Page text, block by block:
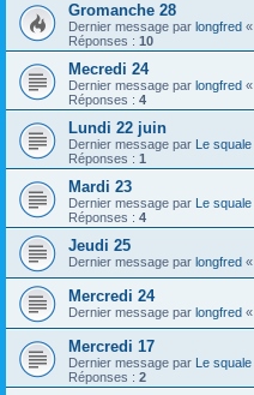
Gromanche 28
Dernier message par longfred «
Réponses : 10
Mecredi 24
Dernier message par longfred «
Réponses : 4
Lundi 22 juin
Dernier message par Le squale
Réponses : 1
Mardi 23
Dernier message par Le squale
Réponses : 4
Jeudi 25
Dernier message par longfred «
Mercredi 24
Dernier message par longfred «
Mercredi 17
Dernier message par Le squale
Réponses : 2